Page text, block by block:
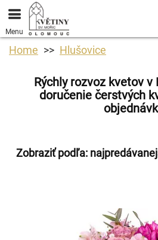
Menu
Home Hlušovice
Rýchly rozvoz kvetov
doručenie čerstvých
Zobraziť podľa: